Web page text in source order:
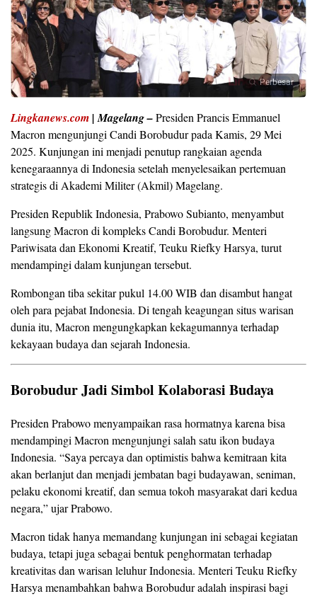
Perbesar
Lingkanews.com| Magelang –Presiden Prancis Emmanuel
Macron mengunjungi Candi Borobudur pada Kamis, 29 Mei
2025. Kunjungan ini menjadi penutup rangkaian agenda
kenegaraannya di Indonesia setelah menyelesaikan pertemuan
strategis di Akademi Militer (Akmil) Magelang.
Presiden Republik Indonesia, Prabowo Subianto, menyambut
langsung Macron di kompleks Candi Borobudur. Menteri
Pariwisata dan Ekonomi Kreatif, Teuku Riefky Harsya, turut
mendampingi dalam kunjungan tersebut.
Rombongan tiba sekitar pukul 14.00 WIB dan disambut hangat
oleh para pejabat Indonesia. Di tengah keagungan situs warisan
dunia itu, Macron mengungkapkan kekagumannya terhadap
kekayaan budaya dan sejarah Indonesia.
Borobudur Jadi Simbol Kolaborasi Budaya
Presiden Prabowo menyampaikan rasa hormatnya karena bisa
mendampingi Macron mengunjungi salah satu ikon budaya
Indonesia. “Saya percaya dan optimistis bahwa kemitraan kita
akan berlanjut dan menjadi jembatan bagi budayawan, seniman,
pelaku ekonomi kreatif, dan semua tokoh masyarakat dari kedua
negara,” ujar Prabowo.
Macron tidak hanya memandang kunjungan ini sebagai kegiatan
budaya, tetapi juga sebagai bentuk penghormatan terhadap
kreativitas dan warisan leluhur Indonesia. Menteri Teuku Riefky
Harsya menambahkan bahwa Borobudur adalah inspirasi bagi